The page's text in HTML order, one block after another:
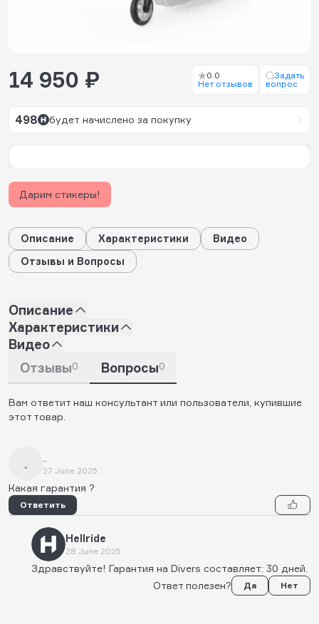
14 950 ₽
0.0
Нет отзывов
Задать
вопрос
498 будет начислено за покупку
Дарим стикеры!
Описание Характеристики
Видео
Отзывы и Вопросы
Описание
Характеристики
Видео
Отзывы0 Вопросы0
Вам ответит наш консультант или пользователи, купившие
этот товар.
. 27 June 2025
Какая гарантия ?
Ответить
Hellride
28 June 2025
Здравствуйте! Гарантия на Divers составляет: 30 дней.
Ответ полезен?
Да Нет